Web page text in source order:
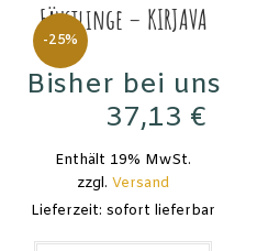
-25%
Fäustlinge – KIRJAVA
Bisher bei uns
37,13 €
Enthält 19% MwSt.
zzgl. Versand
Lieferzeit: sofort lieferbar